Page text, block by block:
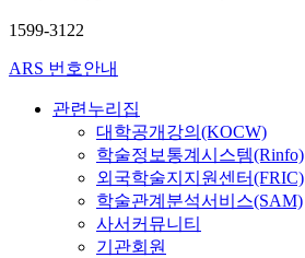
1599-3122
ARS 번호안내
관련누리집
대학공개강의(KOCW)
학술정보통계시스템(Rinfo)
외국학술지지원센터(FRIC)
학술관계분석서비스(SAM)
사서커뮤니티
기관회원